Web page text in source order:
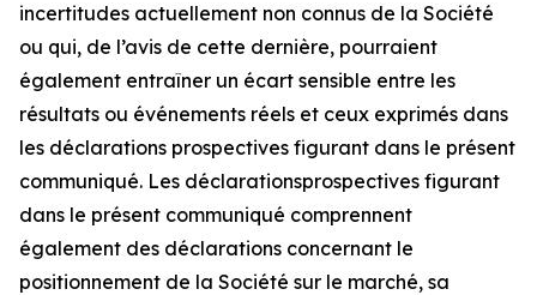
incertitudes actuellement non connus de la Société
ou qui, de l’avis de cette dernière, pourraient
également entraîner un écart sensible entre les
résultats ou événements réels et ceux exprimés dans
les déclarations prospectives figurant dans le présent
communiqué. Les déclarationsprospectives figurant
dans le présent communiqué comprennent
également des déclarations concernant le
positionnement de la Société sur le marché, sa